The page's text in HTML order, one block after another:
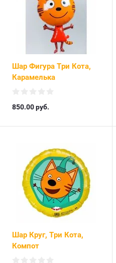
Шар Фигура Три Кота,
Карамелька
850.00руб.
Шар Круг, Три Кота,
Компот